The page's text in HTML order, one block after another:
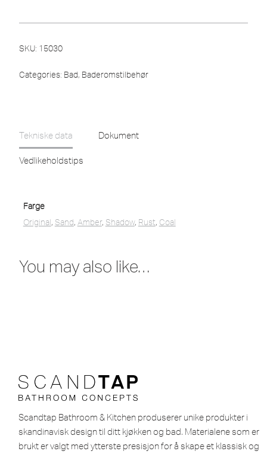
SKU: 15030
Categories: Bad, Baderomstilbehør
Tekniske data Dokument
Vedlikeholdstips
Farge
Original, Sand, Amber, Shadow, Rust, Coal
You may also like…
Scandtap Bathroom & Kitchen produserer unike produkter i
skandinavisk design til ditt kjøkken og bad. Materialene som er
brukt er valgt med ytterste presisjon for å skape et klassisk og